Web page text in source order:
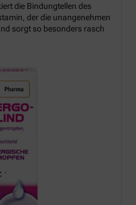
die Bindungtellen des
der die unangenehmen
sorgt so besonders rasch